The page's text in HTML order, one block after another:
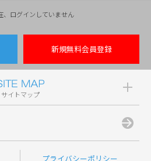
、ログインしていません
新規無料会員登録
サイトマップ
プライバシーポリシー